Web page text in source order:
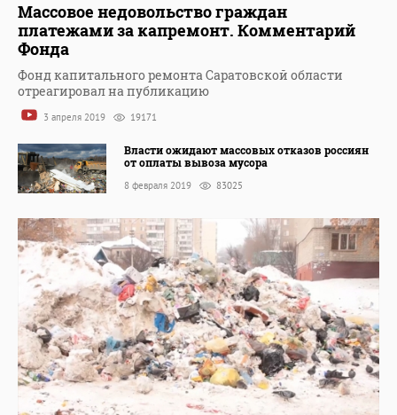
Массовое недовольство граждан
платежами за капремонт. Комментарий
Фонда
Фонд капитального ремонта Саратовской области
отреагировал на публикацию
3 апреля 2019 19171
Власти ожидают массовых отказов россиян
от оплаты вывоза мусора
8 февраля 2019 83025